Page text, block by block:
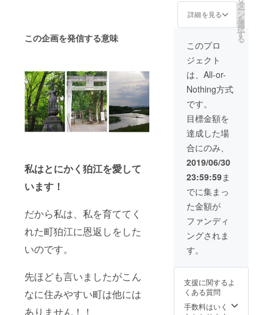
この企画を発信する意味
私はとにかく狛江を愛して
います！
だから私は、私を育ててく
れた町狛江に恩返しをした
いのです。
先ほども言いましたがこん
なに住みやすい町は他には
ありません！！
加権（ご希望さ
れる方のみで、
必須ではありま
は、8月19日～
25日の間を予定
しています。参
加の流れ、日程
については、別
途ご報告しま
す。 ■特別試写
会ご招待（2020
年春頃） 映画完
成後（2020年1
月見込み）に開
催します。日程
については、別
途ご報告しま
す。 ■監督との
飲み会へご招待
（交通費・飲み
会費用は自己負
担とさせていた
だきます） 場所
は狛江市内で検
討中です。日
第ご報告しま
す。
by CAMPFIRE
ユーザー名を掲
い。 ロゴの掲載
を希望される方
は、データをご
支給いただきま
す。クラウド
ファンディング
終了後に別途ご
連絡させていた
だきます。 ■エ
キストラ優先参
加権（ご希望さ
れる方のみで、
必須ではありま
は、8月19日～
25日の間を予定
しています。参
加の流れ、日程
については、別
途ご報告しま
す。 ■特別試写
会ご招待（2020
年春頃） 映画完
成後（2020年1
月見込み）に開
催します。日程
については、別
途ご報告しま
詳細を見る
タ
ー
ン
を
選
択
す
る
このプロ
ジェクト
は、All-or-
Nothing方式
です。
目標金額を
達成した場
合にのみ、
2019/06/30
23:59:59ま
でに集まっ
た金額が
ファンディ
ングされま
す。
支援に関するよ
くある質問
手数料はいく